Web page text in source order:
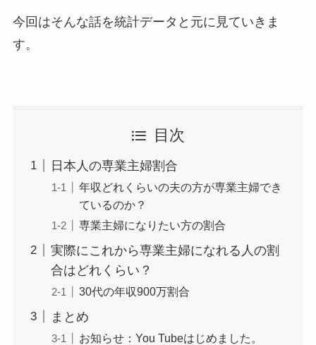
今回はそんな話を統計データと元に見ていきま
す。
目次
日本人の専業主婦割合
年収どれくらいの夫の方が専業主婦でき
ているのか？
専業主婦になりたい方の割合
実際にこれから専業主婦になれる人の割
合はどれくらい？
30代の年収900万割合
まとめ
お知らせ：You Tubeはじめました。